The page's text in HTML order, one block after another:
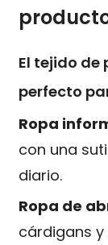
El tejido de
perfecto
Ropa
con una
diario.
Ropa de
cárdigans